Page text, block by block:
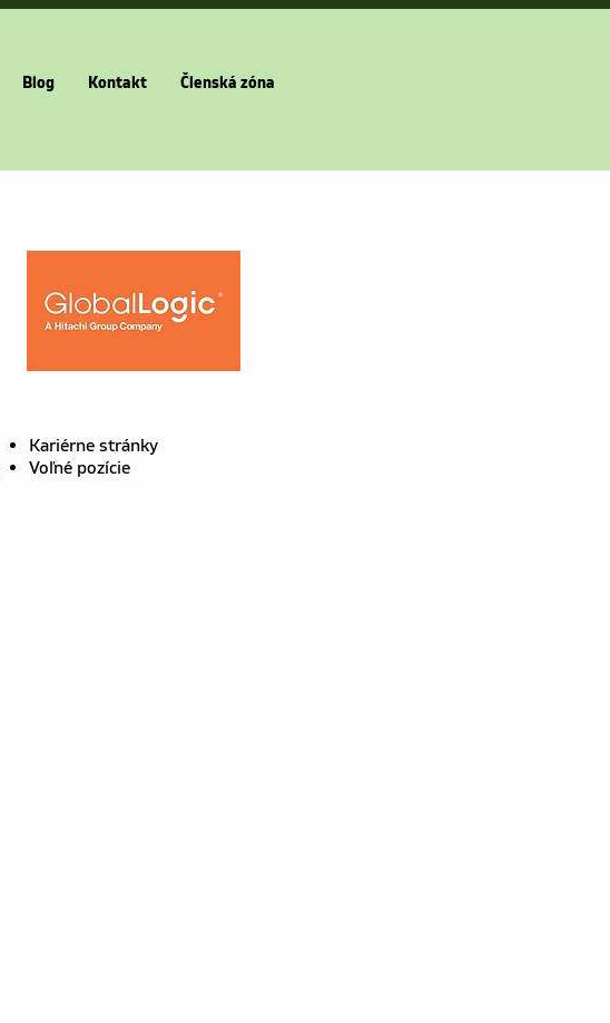
Blog Kontakt Členská zóna
Kariérne stránky
Voľné pozície